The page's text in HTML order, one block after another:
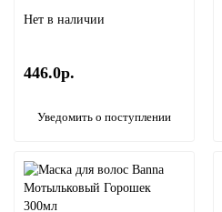
Нет в наличии
446.0р.
Уведомить о поступлении